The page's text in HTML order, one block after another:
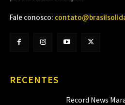
Fale conosco:
RECENTES
Record News